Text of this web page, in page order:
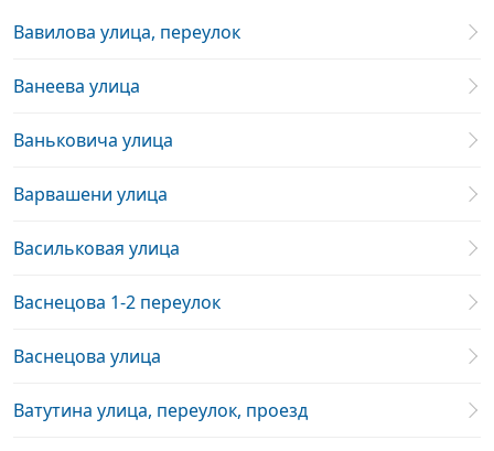
Вавилова улица, переулок
Ванеева улица
Ваньковича улица
Варвашени улица
Васильковая улица
Васнецова 1-2 переулок
Васнецова улица
Ватутина улица, переулок, проезд